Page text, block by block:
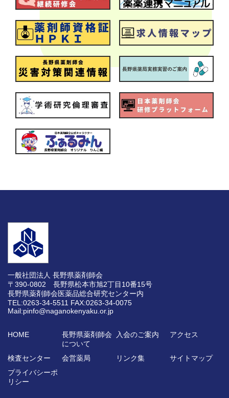
一般社団法人 長野県薬剤師会
〒390-0802 長野県松本市旭2丁目10番15号
長野県薬剤師会医薬品総合研究センター内
TEL:0263-34-5511 FAX:0263-34-0075
Mail:pinfo@naganokenyaku.or.jp
HOME
長野県薬剤師会
について
入会のご案内 アクセス
検査センター 会営薬局 リンク集
サイトマップ
プライバシーポ
リシー